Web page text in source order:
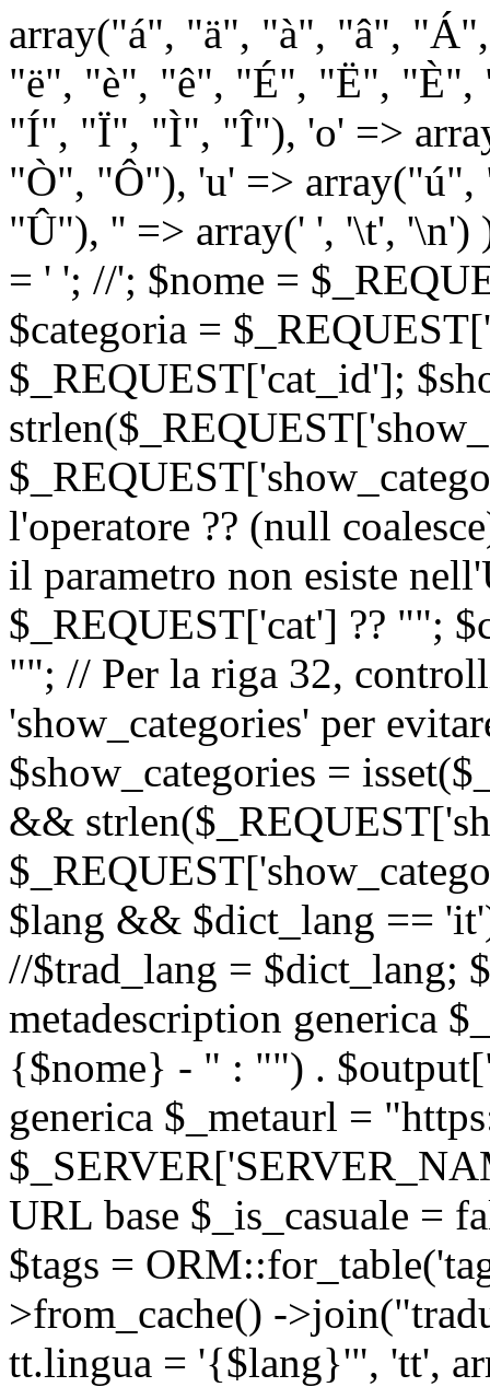
array("á", "ä", "à", "â",
"ë", "è", "ê", "É", "Ë",
"Í", "Ï", "Ì", "Î"), 'o' =>
"Ò", "Ô"), 'u' =>
"Û"), '' => array(' ', '\t',
= ' '; //'; $nome =
$categoria =
$_REQUEST['cat_id'];
l'operatore ?? (null
il parametro non esiste
$_REQUEST['cat'] ?? "";
""; // Per la riga 32,
'show_categories' per
$show_categories =
&&
$lang && $dict_lang ==
//$trad_lang = $dict_lang;
metadescription generica
{$nome} - " : "") .
generica $_metaurl =
URL base $_is_casuale =
$tags =
>from_cache() -
tt.lingua = '{$lang}'", 'tt',